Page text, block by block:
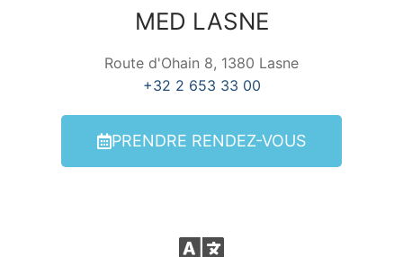
MED LASNE
Route d'Ohain 8, 1380 Lasne
+32 2 653 33 00
PRENDRE RENDEZ-VOUS